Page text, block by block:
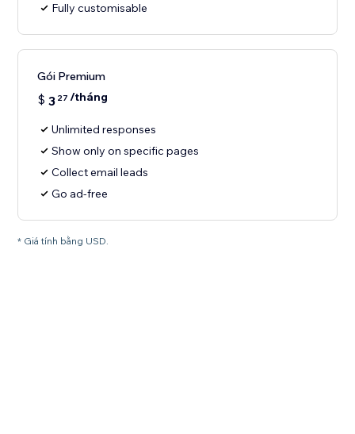
Fully customisable
Gói Premium
$ 3 27 /tháng
Unlimited responses
Show only on specific pages
Collect email leads
Go ad-free
* Giá tính bằng USD.